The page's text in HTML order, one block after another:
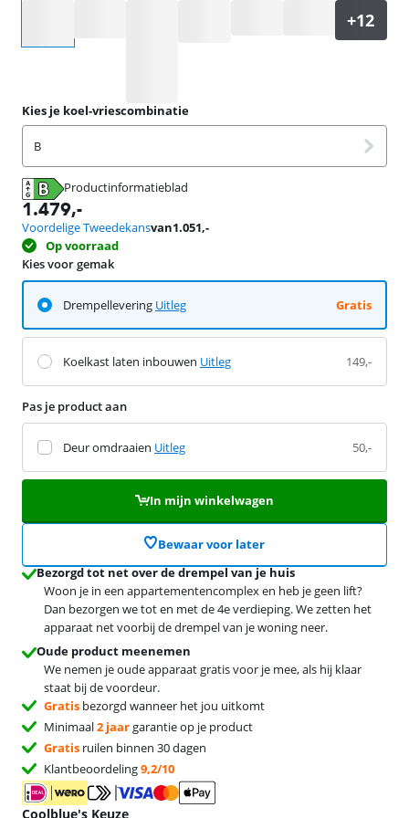
Kies je koel-vriescombinatie
B
Productinformatieblad
opent in nieuw tabblad
1.479,-
Voordelige Tweedekansvan1.051,-
Op voorraad
Kies voor gemak
Drempellevering Uitleg Gratis
Koelkast laten inbouwen Uitleg 149,-
Pas je product aan
Deur omdraaien Uitleg 50,-
In mijn winkelwagen
Bewaar voor later
Bezorgd tot net over de drempel van je huis
Woon je in een appartementencomplex en heb je geen lift?
Dan bezorgen we tot en met de 4e verdieping. We zetten het
apparaat net voorbij de drempel van je woning neer.
Oude product meenemen
We nemen je oude apparaat gratis voor je mee, als hij klaar
staat bij de voordeur.
Gratis bezorgd wanneer het jou uitkomt
Minimaal2 jaargarantie op je product
Gratis ruilen binnen 30 dagen
Klantbeoordeling9,2/10
Coolblue's Keuze